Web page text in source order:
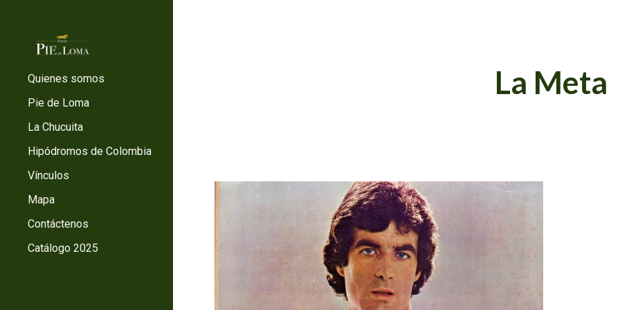
Quienes somos
Pie de Loma
La Chucuita
Hipódromos de Colombia
Vínculos
Mapa
Contáctenos
Catálogo 2025
La Meta